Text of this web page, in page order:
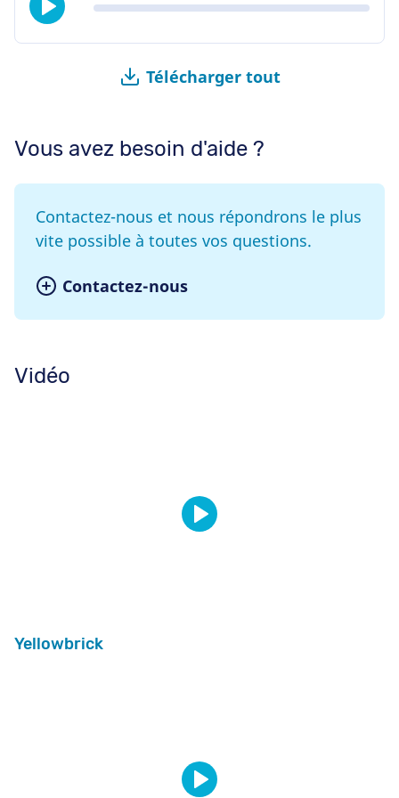
Télécharger tout
Vous avez besoin d'aide ?
Contactez-nous et nous répondrons le plus
vite possible à toutes vos questions.
Contactez-nous
Vidéo
Yellowbrick